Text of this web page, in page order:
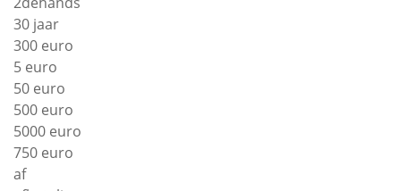
30 jaar
300 euro
5 euro
50 euro
500 euro
5000 euro
750 euro
af